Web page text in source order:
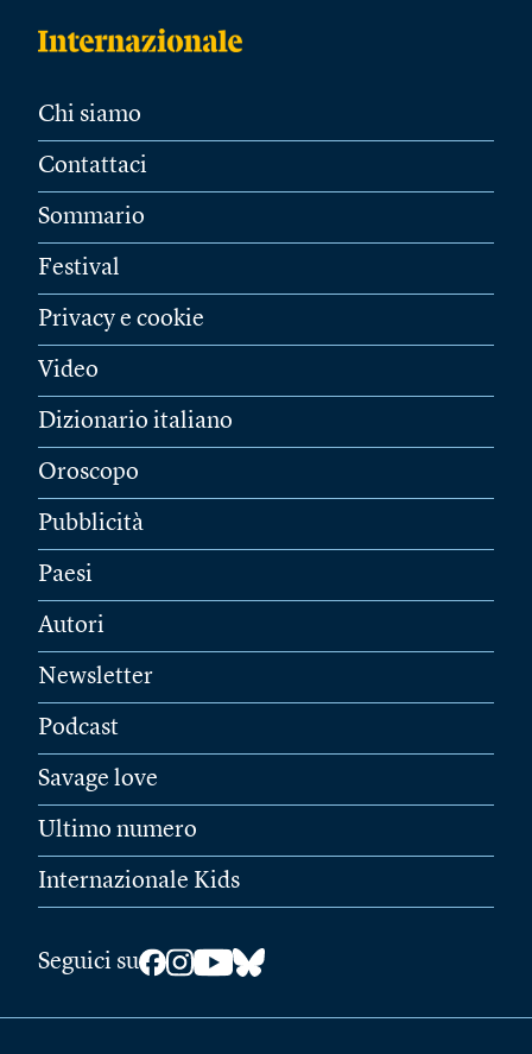
Chi siamo
Contattaci
Sommario
Festival
Privacy e cookie
Video
Dizionario italiano
Oroscopo
Pubblicità
Paesi
Autori
Newsletter
Podcast
Savage love
Ultimo numero
Internazionale Kids
Seguici su